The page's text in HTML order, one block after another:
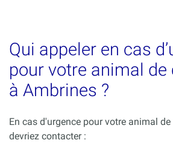
Qui appeler en cas
pour votre animal
à Ambrines ?
En cas d'urgence pour votre animal
devriez contacter :